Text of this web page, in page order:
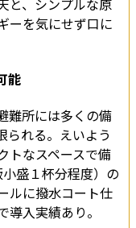
ーを気にせず口に
能
難所には多くの備
られる。えいよう
トなスペースで備
盛１杯分程度）の
ルに撥水コート仕
入実績あり。